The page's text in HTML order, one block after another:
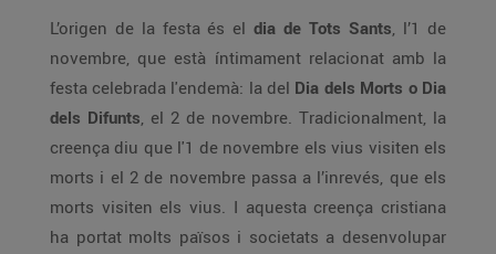
L’origen de la festa és el dia de Tots Sants, l’1 de
novembre, que està íntimament relacionat amb la
festa celebrada l'endemà: la del Dia dels Morts o Dia
dels Difunts, el 2 de novembre. Tradicionalment, la
creença diu que l'1 de novembre els vius visiten els
morts i el 2 de novembre passa a l’inrevés, que els
morts visiten els vius. I aquesta creença cristiana
ha portat molts països i societats a desenvolupar